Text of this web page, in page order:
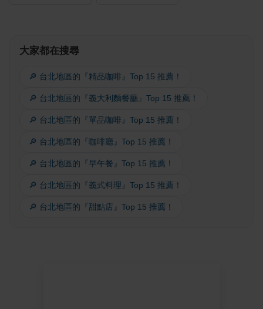
大家都在搜尋
🔎 台北地區的『精品咖啡』Top 15 推薦！
🔎 台北地區的『義大利麵餐廳』Top 15 推薦！
🔎 台北地區的『單品咖啡』Top 15 推薦！
🔎 台北地區的『咖啡廳』Top 15 推薦！
🔎 台北地區的『早午餐』Top 15 推薦！
🔎 台北地區的『義式料理』Top 15 推薦！
🔎 台北地區的『甜點店』Top 15 推薦！